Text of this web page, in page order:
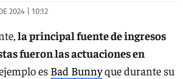
2024 | 10:12
la principal fuente de ingresos
fueron las actuaciones en
es Bad Bunnyque durante su